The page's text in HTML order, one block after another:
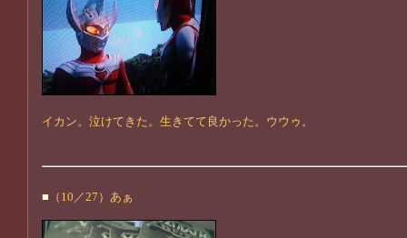
イカン。泣けてきた。生きてて良かった。ウウゥ。
■ （10／27）あぁ